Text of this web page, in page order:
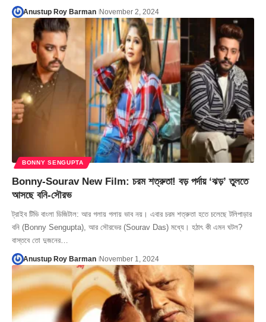
Anustup Roy Barman November 2, 2024
BONNY SENGUPTA
Bonny-Sourav New Film: চরম শত্রুতা! বড় পর্দায় ‘ঝড়’ তুলতে
আসছে বনি-সৌরভ
ট্রাইব টিভি বাংলা ডিজিটাল: আর গলায় গলায় ভাব নয়। এবার চরম শত্রুতা হতে চলেছে টলিপাড়ার
বনি (Bonny Sengupta), আর সৌরভের (Sourav Das) মধ্যে। হঠাৎ কী এমন ঘটল?
বাস্তবে তো দুজনের…
Anustup Roy Barman November 1, 2024